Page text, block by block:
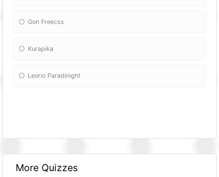
Gon Freecss
Kurapika
Leorio Paradinight
More Quizzes